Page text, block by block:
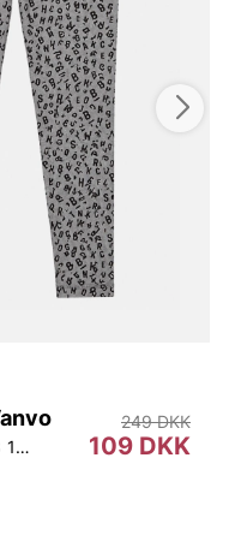
104-110 128-134
109 DKK
249 DKK